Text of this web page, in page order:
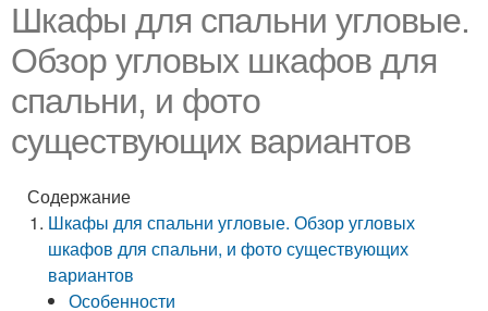
Шкафы для спальни угловые.
Обзор угловых шкафов для
спальни, и фото
существующих вариантов
Содержание
Шкафы для спальни угловые. Обзор угловых
шкафов для спальни, и фото существующих
вариантов
Особенности